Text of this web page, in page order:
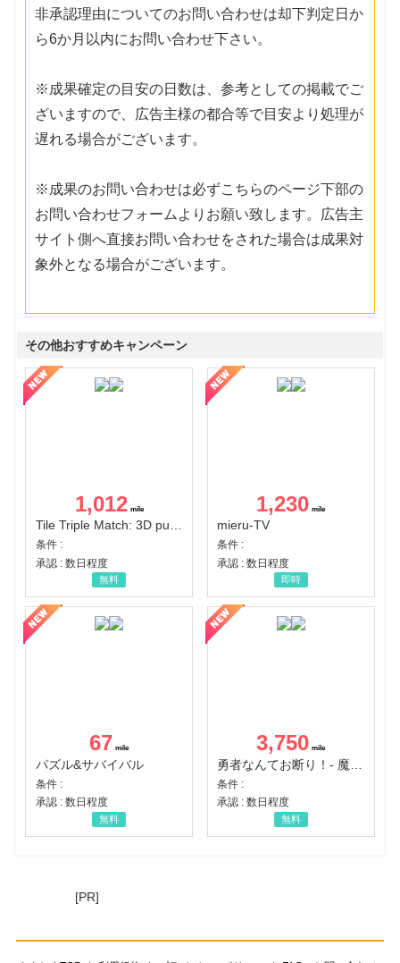
非承認理由についてのお問い合わせは却下判定日か
ら6か月以内にお問い合わせ下さい。
※成果確定の目安の日数は、参考としての掲載でご
ざいますので、広告主様の都合等で目安より処理が
遅れる場合がございます。
※成果のお問い合わせは必ずこちらのページ下部の
お問い合わせフォームよりお願い致します。広告主
サイト側へ直接お問い合わせをされた場合は成果対
象外となる場合がございます。
その他おすすめキャンペーン
1,012
Tile Triple Match: 3D puzzle
条件 :
承認 : 数日程度
無料
1,230
mieru-TV
条件 :
承認 : 数日程度
即時
67
パズル&サバイバル
条件 :
承認 : 数日程度
無料
3,750
条件 :
承認 : 数日程度
無料
[PR]